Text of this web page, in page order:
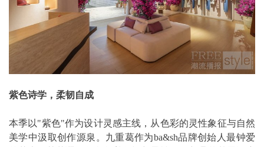
紫色诗学，柔韧自成
本季以"紫色"作为设计灵感主线，从色彩的灵性象征与自然
美学中汲取创作源泉。九重葛作为ba&sh品牌创始人最钟爱